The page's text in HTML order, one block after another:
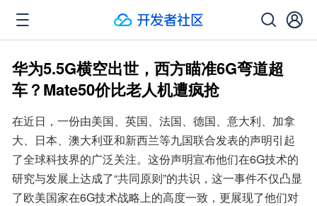
华为5.5G横空出世，西方瞄准6G弯道超
车？Mate50价比老人机遭疯抢
在近日，一份由美国、英国、法国、德国、意大利、加拿
大、日本、澳大利亚和新西兰等九国联合发表的声明引起
了全球科技界的广泛关注。这份声明宣布他们在6G技术的
研究与发展上达成了“共同原则”的共识，这一事件不仅凸显
了欧美国家在6G技术战略上的高度一致，更展现了他们对